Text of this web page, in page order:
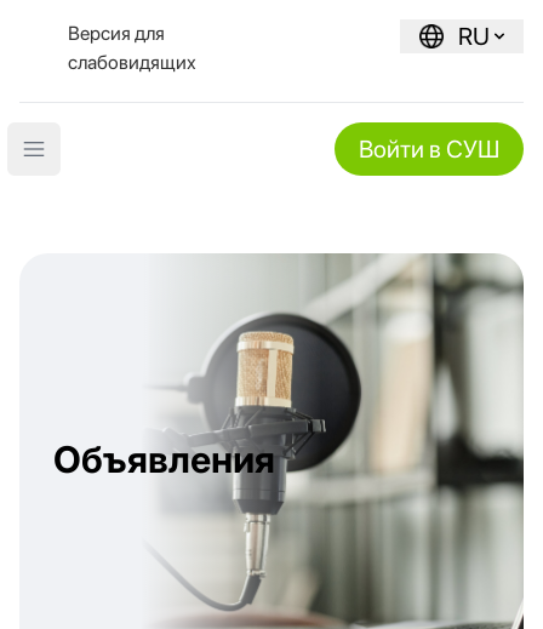
Версия для
слабовидящих
RU
Open main menu Войти в СУШ
Объявления